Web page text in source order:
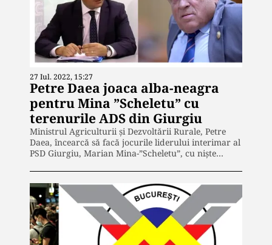
27 Iul. 2022, 15:27
Petre Daea joaca alba-neagra
pentru Mina ”Scheletu” cu
terenurile ADS din Giurgiu
Ministrul Agriculturii și Dezvoltării Rurale, Petre
Daea, încearcă să facă jocurile liderului interimar al
PSD Giurgiu, Marian Mina-”Scheletu”, cu niște…